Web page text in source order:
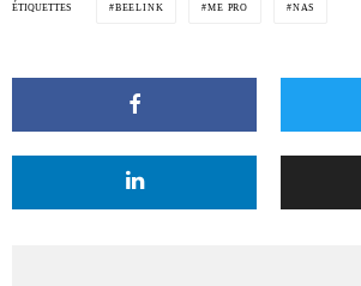
ÉTIQUETTES BEELINK ME PRO NAS